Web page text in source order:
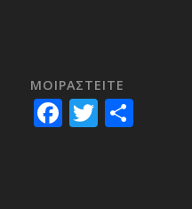
ΜΟΙΡΑΣTEITE
Facebook
Twitter
Share